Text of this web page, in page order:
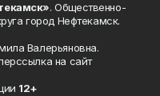
. Общественно-
город Нефтекамск.
Валерьяновна.
на сайт
12+